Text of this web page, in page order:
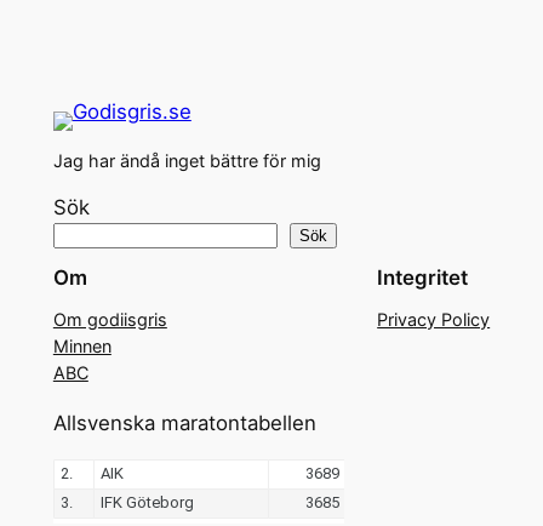
Jag har ändå inget bättre för mig
Sök
Sök
Om
Om godiisgris
Minnen
ABC
Integritet
Privacy Policy
Allsvenska maratontabellen